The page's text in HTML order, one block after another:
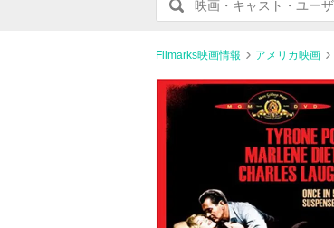
Filmarks映画情報 アメリカ映画